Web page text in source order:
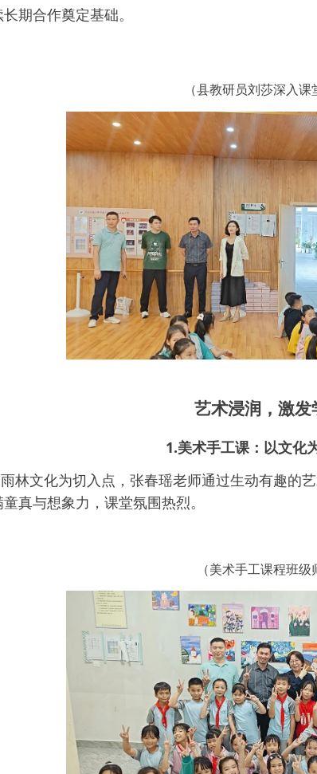
期合作奠定基础。
（县教研员刘莎深入课
艺术浸润，激发
1.美术手工课：以文化
林文化为切入点，张春瑶老师通过生动有趣的
真与想象力，课堂氛围热烈。
（美术手工课程班级